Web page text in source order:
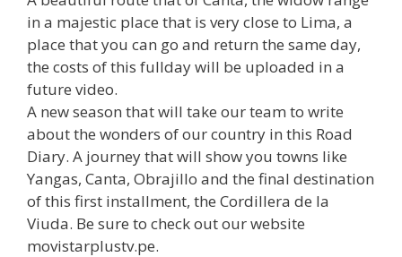
in a majestic place that is very close to Lima, a
place that you can go and return the same day,
the costs of this fullday will be uploaded in a
future video.
A new season that will take our team to write
about the wonders of our country in this Road
Diary. A journey that will show you towns like
Yangas, Canta, Obrajillo and the final destination
of this first installment, the Cordillera de la
Viuda. Be sure to check out our website
movistarplustv.pe.